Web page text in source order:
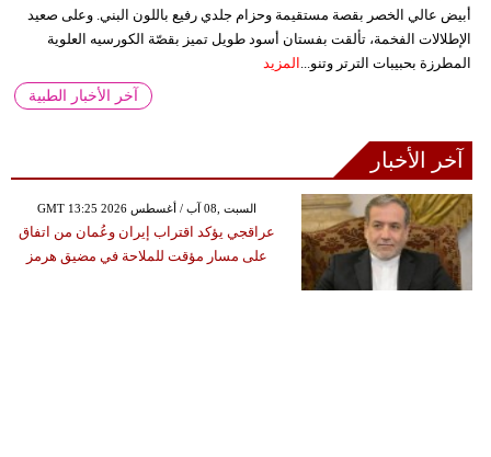
أبيض عالي الخصر بقصة مستقيمة وحزام جلدي رفيع باللون البني. وعلى صعيد
الإطلالات الفخمة، تألقت بفستان أسود طويل تميز بقصّة الكورسيه العلوية
المطرزة بحبيبات الترتر وتنو... المزيد
آخر الأخبار الطبية
آخر الأخبار
GMT 13:25 2026 السبت ,08 آب / أغسطس
عراقجي يؤكد اقتراب إيران وعُمان من اتفاق
على مسار مؤقت للملاحة في مضيق هرمز